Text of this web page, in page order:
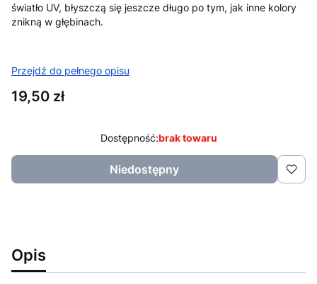
światło UV, błyszczą się jeszcze długo po tym, jak inne kolory
znikną w głębinach.
Przejdź do pełnego opisu
Cena
19,50 zł
Dostępność:brak towaru
Niedostępny
Opis